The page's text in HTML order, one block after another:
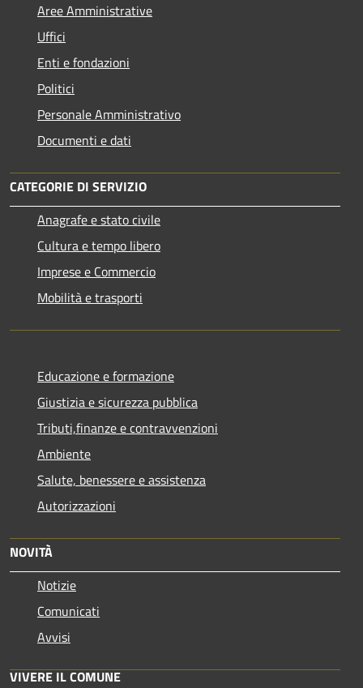
Aree Amministrative
Uffici
Enti e fondazioni
Politici
Personale Amministrativo
Documenti e dati
CATEGORIE DI SERVIZIO
Anagrafe e stato civile
Cultura e tempo libero
Imprese e Commercio
Mobilità e trasporti
Educazione e formazione
Giustizia e sicurezza pubblica
Tributi,finanze e contravvenzioni
Ambiente
Salute, benessere e assistenza
Autorizzazioni
NOVITÀ
Notizie
Comunicati
Avvisi
VIVERE IL COMUNE